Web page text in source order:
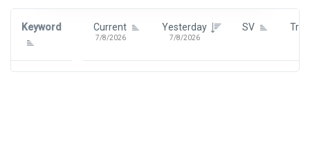
Keyword Current
7/8/2026
Yesterday
7/8/2026
SV